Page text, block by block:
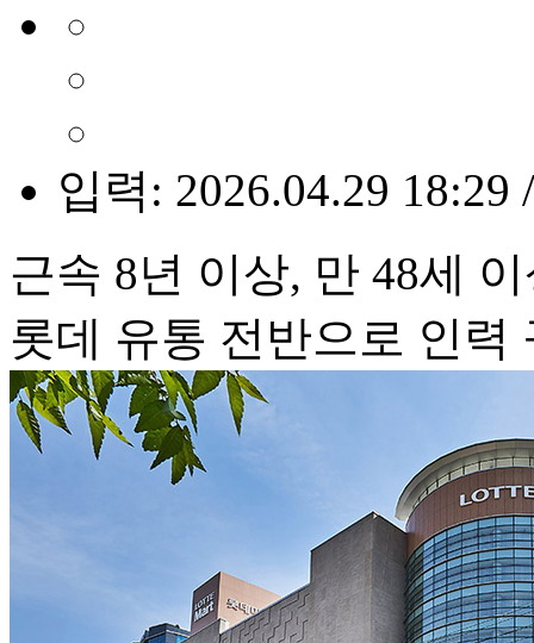
입력: 2026.04.29 18:29
근속 8년 이상, 만 48세
롯데 유통 전반으로 인력